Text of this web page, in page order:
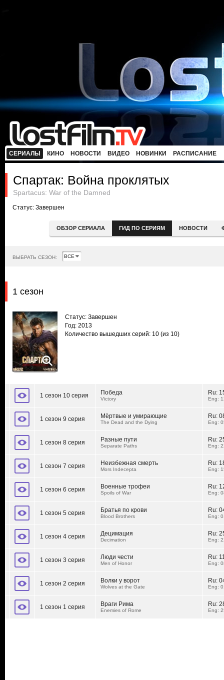
СЕРИАЛЫ КИНО НОВОСТИ ВИДЕО НОВИНКИ РАСПИСАНИЕ
Спартак: Война проклятых
Spartacus: War of the Damned
Статус: Завершен
ОБЗОР СЕРИАЛА ГИД ПО СЕРИЯМ НОВОСТИ
ВЫБРАТЬ СЕЗОН:
1 сезон
Статус: Завершен
Год: 2013
Количество вышедших серий: 10 (из 10)
1 сезон 10 серия Победа
Victory
Ru:
Eng:
1 сезон 9 серия Мёртвые и умирающие
The Dead and the Dying
Ru:
Eng:
1 сезон 8 серия Разные пути
Separate Paths
Ru:
Eng:
1 сезон 7 серия Неизбежная смерть
Mors Indecepta
Ru:
Eng:
1 сезон 6 серия Военные трофеи
Spoils of War
Ru:
Eng:
1 сезон 5 серия Братья по крови
Blood Brothers
Ru:
Eng:
1 сезон 4 серия Децимация
Decimation
Ru:
Eng:
1 сезон 3 серия Люди чести
Men of Honor
Ru:
Eng:
1 сезон 2 серия Волки у ворот
Wolves at the Gate
Ru:
Eng:
1 сезон 1 серия Враги Рима
Enemies of Rome
Ru:
Eng: